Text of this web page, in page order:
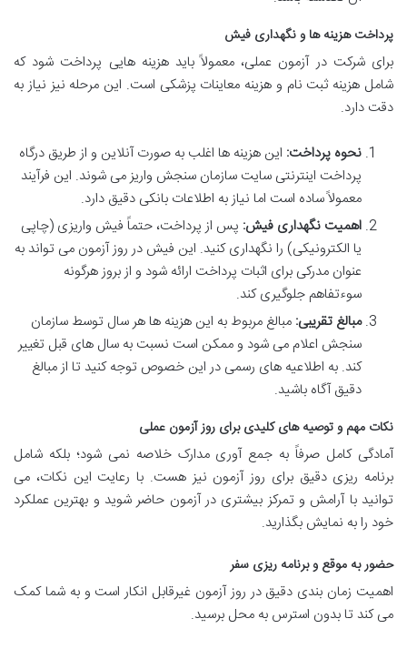
پرداخت هزینه ها و نگهداری فیش
برای شرکت در آزمون عملی، معمولاً باید هزینه هایی پرداخت شود که
شامل هزینه ثبت نام و هزینه معاینات پزشکی است. این مرحله نیز نیاز به
دقت دارد.
نحوه پرداخت: این هزینه ها اغلب به صورت آنلاین و از طریق درگاه
پرداخت اینترنتی سایت سازمان سنجش واریز می شوند. این فرآیند
معمولاً ساده است اما نیاز به اطلاعات بانکی دقیق دارد.
اهمیت نگهداری فیش: پس از پرداخت، حتماً فیش واریزی (چاپی
یا الکترونیکی) را نگهداری کنید. این فیش در روز آزمون می تواند به
عنوان مدرکی برای اثبات پرداخت ارائه شود و از بروز هرگونه
سوءتفاهم جلوگیری کند.
مبالغ تقریبی: مبالغ مربوط به این هزینه ها هر سال توسط سازمان
سنجش اعلام می شود و ممکن است نسبت به سال های قبل تغییر
کند. به اطلاعیه های رسمی در این خصوص توجه کنید تا از مبالغ
دقیق آگاه باشید.
نکات مهم و توصیه های کلیدی برای روز آزمون عملی
آمادگی کامل صرفاً به جمع آوری مدارک خلاصه نمی شود؛ بلکه شامل
برنامه ریزی دقیق برای روز آزمون نیز هست. با رعایت این نکات، می
توانید با آرامش و تمرکز بیشتری در آزمون حاضر شوید و بهترین عملکرد
خود را به نمایش بگذارید.
حضور به موقع و برنامه ریزی سفر
اهمیت زمان بندی دقیق در روز آزمون غیرقابل انکار است و به شما کمک
می کند تا بدون استرس به محل برسید.